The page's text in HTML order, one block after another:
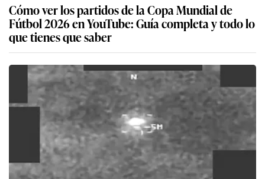
Cómo ver los partidos de la Copa Mundial de
Fútbol 2026 en YouTube: Guía completa y todo lo
que tienes que saber